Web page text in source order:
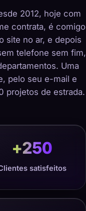
2012, hoje com
contrata, é comigo
site no ar, e depois
telefone sem fim,
Uma
pelo seu e-mail e
projetos de estrada.
+250
satisfeitos